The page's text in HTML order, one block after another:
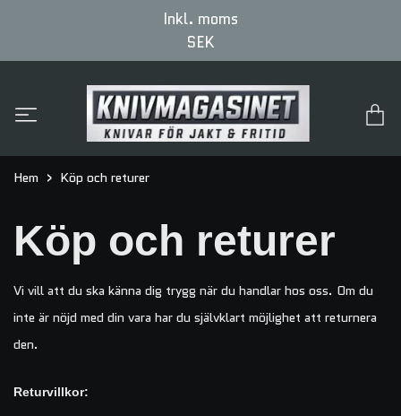
Inkl. moms
SEK
Hem Köp och returer
Köp och returer
Vi vill att du ska känna dig trygg när du handlar hos oss. Om du
inte är nöjd med din vara har du självklart möjlighet att returnera
den.
Returvillkor: